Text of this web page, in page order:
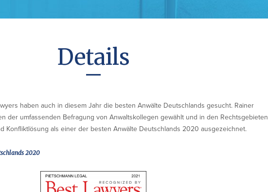
Details
haben auch in diesem Jahr die besten Anwälte Deutschlands gesucht. Rainer
der umfassenden Befragung von Anwaltskollegen gewählt und in den Rechtsgebieten
Konfliktlösung als einer der besten Anwälte Deutschlands 2020 ausgezeichnet.
2020